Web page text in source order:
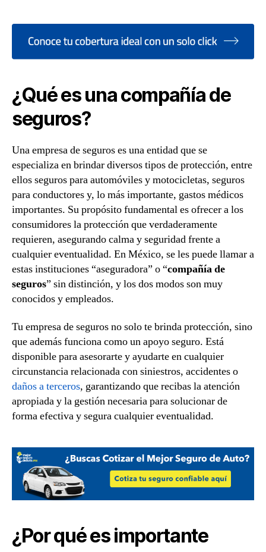
¿Qué es una compañía de
seguros?
Una empresa de seguros es una entidad que se
especializa en brindar diversos tipos de protección, entre
ellos seguros para automóviles y motocicletas, seguros
para conductores y, lo más importante, gastos médicos
importantes. Su propósito fundamental es ofrecer a los
consumidores la protección que verdaderamente
requieren, asegurando calma y seguridad frente a
cualquier eventualidad. En México, se les puede llamar a
estas instituciones “aseguradora” o “compañía de
seguros” sin distinción, y los dos modos son muy
conocidos y empleados.
Tu empresa de seguros no solo te brinda protección, sino
que además funciona como un apoyo seguro. Está
disponible para asesorarte y ayudarte en cualquier
circunstancia relacionada con siniestros, accidentes o
daños a terceros, garantizando que recibas la atención
apropiada y la gestión necesaria para solucionar de
forma efectiva y segura cualquier eventualidad.
¿Por qué es importante